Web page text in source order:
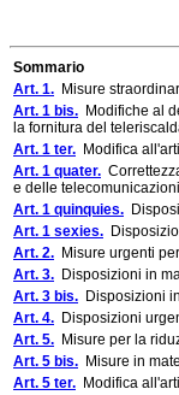
Sommario
Art. 1. Misure
Art. 1 bis. Modifiche al
la fornitura del
Art. 1 ter. Modifica
Art. 1 quater.
e delle telecomunicazioni
Art. 1 quinquies.
Art. 1 sexies.
Art. 2. Misure urgenti
Art. 3. Disposizioni in
Art. 3 bis. Disposizioni
Art. 4. Disposizioni
Art. 5. Misure per la
Art. 5 bis. Misure in
Art. 5 ter. Modifica